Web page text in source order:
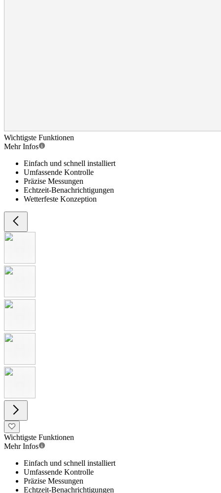
Wichtigste Funktionen
Mehr Infos
Einfach und schnell installiert
Umfassende Kontrolle
Präzise Messungen
Echtzeit-Benachrichtigungen
Wetterfeste Konzeption
Wichtigste Funktionen
Mehr Infos
Einfach und schnell installiert
Umfassende Kontrolle
Präzise Messungen
Echtzeit-Benachrichtigungen